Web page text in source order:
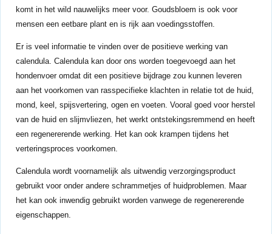
komt in het wild nauwelijks meer voor. Goudsbloem is ook voor
mensen een eetbare plant en is rijk aan voedingsstoffen.
Er is veel informatie te vinden over de positieve werking van
calendula. Calendula kan door ons worden toegevoegd aan het
hondenvoer omdat dit een positieve bijdrage zou kunnen leveren
aan het voorkomen van rasspecifieke klachten in relatie tot de huid,
mond, keel, spijsvertering, ogen en voeten. Vooral goed voor herstel
van de huid en slijmvliezen, het werkt ontstekingsremmend en heeft
een regenererende werking. Het kan ook krampen tijdens het
verteringsproces voorkomen.
Calendula wordt voornamelijk als uitwendig verzorgingsproduct
gebruikt voor onder andere schrammetjes of huidproblemen. Maar
het kan ook inwendig gebruikt worden vanwege de regenererende
eigenschappen.